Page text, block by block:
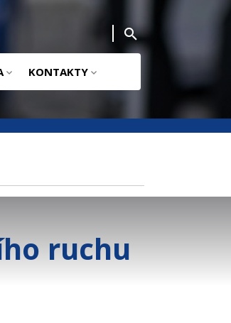
KONTAKTY
ruchu